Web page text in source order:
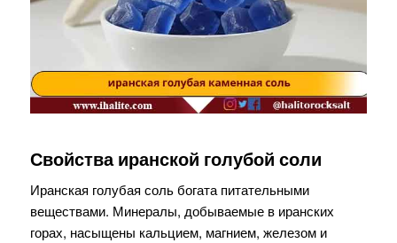
Свойства иранской голубой соли
Иранская голубая соль богата питательными
веществами. Минералы, добываемые в иранских
горах, насыщены кальцием, магнием, железом и